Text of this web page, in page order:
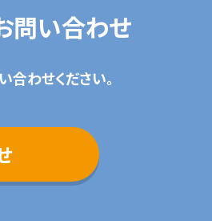
問い合わせ
合わせください。